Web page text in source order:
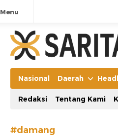
Menu
Manifestasi Arus
Nasional Daerah
Redaksi Tentang Kami
#damang